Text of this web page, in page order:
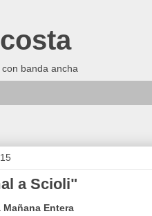
banda ancha
a Scioli"
Entera